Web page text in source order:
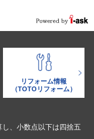
リフォーム情報
（TOTOリフォーム）
、小数点以下は四捨五